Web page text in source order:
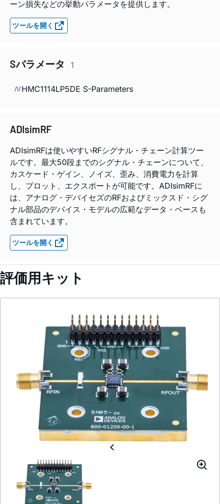
ーン損失などの挙動パラメータを提供します。
ツールを開く
Sパラメータ 1
HMC1114LP5DE S-Parameters
ADIsimRF
ADIsimRFは使いやすいRFシグナル・チェーン計算ツー
ルです。最大50段までのシグナル・チェーンについて、
カスケード・ゲイン、ノイズ、歪み、消費電力を計算
し、プロット、エクスポートが可能です。ADIsimRFに
は、アナログ・デバイセズのRFおよびミックスド・シグ
ナル部品のデバイス・モデルの広範なデータ・ベースも
含まれています。
ツールを開く
評価用キット